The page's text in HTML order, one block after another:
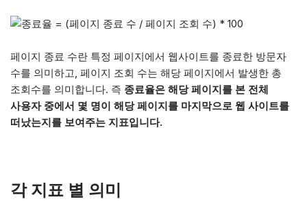
페이지 종료 수란 특정 페이지에서 웹사이트를 종료한 방문자
수를 의미하고, 페이지 조회 수는 해당 페이지에서 발생한 총
조회수를 의미합니다. 즉 종료율은 해당 페이지를 본 전체
사용자 중에서 몇 명이 해당 페이지를 마지막으로 웹 사이트를
떠났는지를 보여주는 지표입니다.
각 지표 별 의미